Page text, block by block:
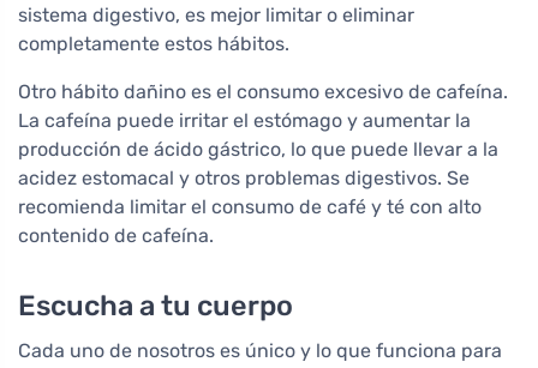
sistema digestivo, es mejor limitar o eliminar
completamente estos hábitos.
Otro hábito dañino es el consumo excesivo de cafeína.
La cafeína puede irritar el estómago y aumentar la
producción de ácido gástrico, lo que puede llevar a la
acidez estomacal y otros problemas digestivos. Se
recomienda limitar el consumo de café y té con alto
contenido de cafeína.
Escucha a tu cuerpo
Cada uno de nosotros es único y lo que funciona para